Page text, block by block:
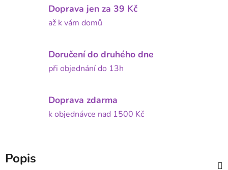
Doprava jen za 39 Kč
až k vám domů
Doručení do druhého dne
při objednání do 13h
Doprava zdarma
k objednávce nad 1500 Kč
Popis